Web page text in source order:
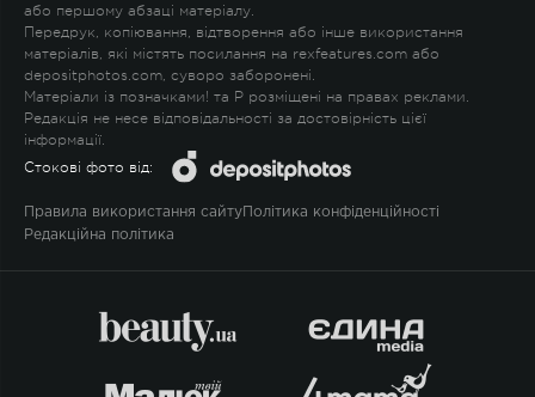
або першому абзаці матеріалу.
Передрук, копіювання, відтворення або інше використання
матеріалів, які містять посилання на rexfeatures.com або
depositphotos.com, суворо заборонені.
Матеріали із позначками! та P розміщені на правах реклами.
Редакція не несе відповідальності за достовірність цієї
інформації.
Стокові фото від:
Правила використання сайту Політика конфіденційності
Редакційна політика